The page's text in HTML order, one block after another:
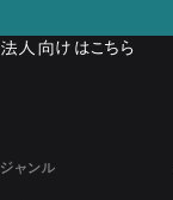
法人向けはこちら
ジャンル